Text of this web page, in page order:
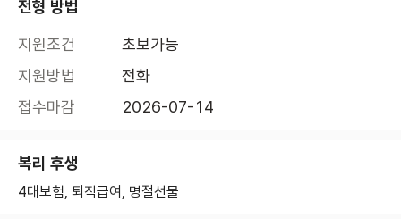
전형 방법
지원조건
초보가능
지원방법
전화
접수마감
2026-07-14
복리 후생
4대보험, 퇴직급여, 명절선물